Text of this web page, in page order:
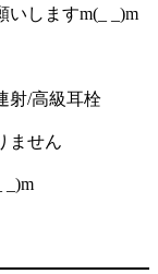
いしますm(_ _)m
射/高級耳栓
ません
_)m